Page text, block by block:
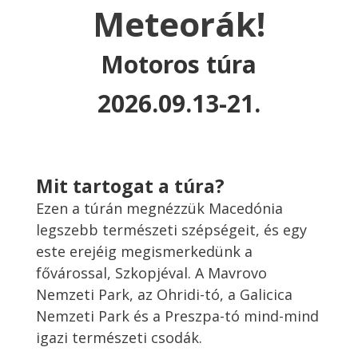
Meteorák!
Motoros túra
2026.09.13-21.
Mit tartogat a túra?
Ezen a túrán megnézzük Macedónia
legszebb természeti szépségeit, és egy
este erejéig megismerkedünk a
fővárossal, Szkopjéval. A Mavrovo
Nemzeti Park, az Ohridi-tó, a Galicica
Nemzeti Park és a Preszpa-tó mind-mind
igazi természeti csodák.